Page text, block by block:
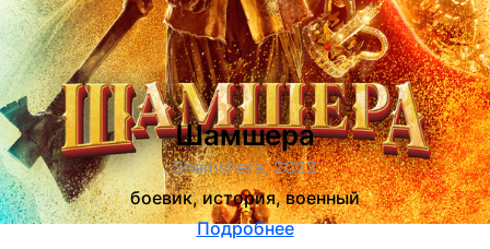
Шамшера
Shamshera, 2022
боевик, история, военный
Подробнее